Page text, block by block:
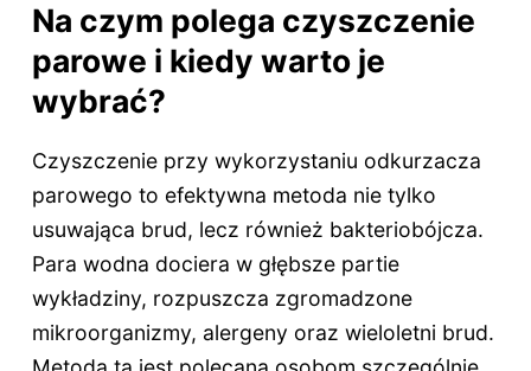
Na czym polega czyszczenie
parowe i kiedy warto je
wybrać?
Czyszczenie przy wykorzystaniu odkurzacza
parowego to efektywna metoda nie tylko
usuwająca brud, lecz również bakteriobójcza.
Para wodna dociera w głębsze partie
wykładziny, rozpuszcza zgromadzone
mikroorganizmy, alergeny oraz wieloletni brud.